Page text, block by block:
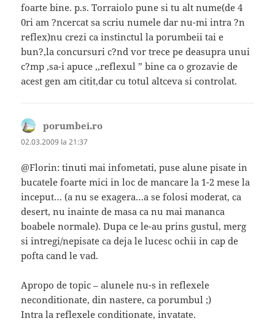
foarte bine. p.s. Torraiolo pune si tu alt nume(de 4
0ri am ?ncercat sa scriu numele dar nu-mi intra ?n
reflex)nu crezi ca instinctul la porumbeii tai e
bun?,la concursuri c?nd vor trece pe deasupra unui
c?mp ,sa-i apuce ,,reflexul ” bine ca o grozavie de
acest gen am citit,dar cu totul altceva si controlat.
porumbei.ro
02.03.2009 la 21:37
@Florin: tinuti mai infometati, puse alune pisate in
bucatele foarte mici in loc de mancare la 1-2 mese la
inceput… (a nu se exagera…a se folosi moderat, ca
desert, nu inainte de masa ca nu mai mananca
boabele normale). Dupa ce le-au prins gustul, merg
si intregi/nepisate ca deja le lucesc ochii in cap de
pofta cand le vad.
Apropo de topic – alunele nu-s in reflexele
neconditionate, din nastere, ca porumbul ;)
Intra la reflexele conditionate, invatate.